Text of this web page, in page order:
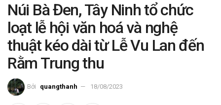
Núi Bà Đen, Tây Ninh tổ chức
loạt lễ hội văn hoá và nghệ
thuật kéo dài từ Lễ Vu Lan đến
Rằm Trung thu
Bởi quangthanh 18/08/2023